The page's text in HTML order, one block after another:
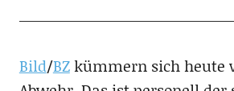
Bild/BZkümmern sich heute